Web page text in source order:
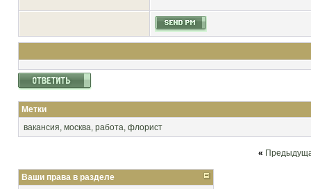
Метки
вакансия, москва, работа, флорист
«
Ваши права в разделе